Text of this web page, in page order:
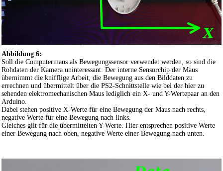
Abbildung 6:
Soll die Computermaus als Bewegungssensor verwendet werden, so sind die
Rohdaten der Kamera uninteressant. Der interne Sensorchip der Maus
übernimmt die knifflige Arbeit, die Bewegung aus den Bilddaten zu
errechnen und übermittelt über die PS2-Schnittstelle wie bei der hier zu
sehenden elektromechanischen Maus lediglich ein X- und Y-Wertepaar an den
Arduino.
Dabei stehen positive X-Werte für eine Bewegung der Maus nach rechts,
negative Werte für eine Bewegung nach links.
Gleiches gilt für die übermittelten Y-Werte. Hier entsprechen positive Werte
einer Bewegung nach oben, negative Werte einer Bewegung nach unten.